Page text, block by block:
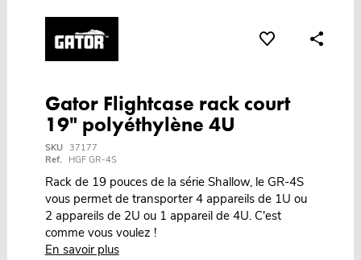
Gator Flightcase rack court
19" polyéthylène 4U
SKU
37177
Ref.
HGF GR-4S
Rack de 19 pouces de la série Shallow, le GR-4S
vous permet de transporter 4 appareils de 1U ou
2 appareils de 2U ou 1 appareil de 4U. C'est
comme vous voulez !
En savoir plus